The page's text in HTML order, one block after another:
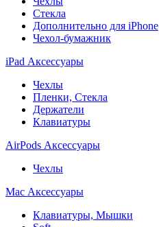
Стекла
Дополнительно для iPhone
Чехол-бумажник
iPad Аксессуары
Чехлы
Пленки, Стекла
Держатели
Клавиатуры
AirPods Аксессуары
Чехлы
Mac Аксессуары
Клавиатуры, Мышки